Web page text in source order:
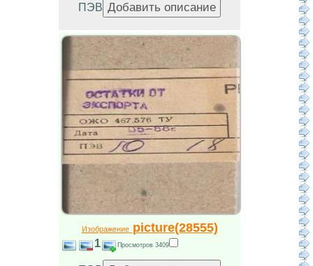
ПЭВ
Изображениеpicture(28555)
1 Просмотров 3409